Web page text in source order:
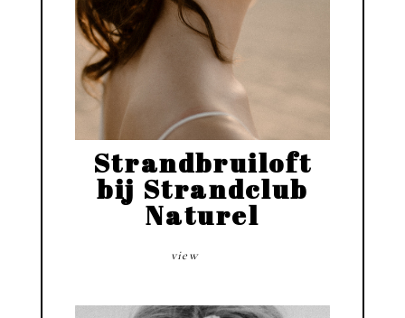
Strandbruiloft
bij Strandclub
Naturel
view